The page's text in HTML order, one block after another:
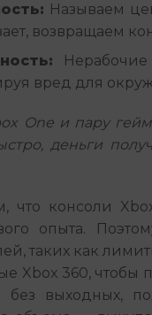
Называем
возвращаем
Нерабочие
вред для
One и пару
деньги
что консоли
опыта.
таких как
Xbox 360, чтобы
без выходных,